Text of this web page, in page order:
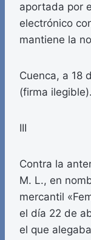
aportada por
electrónico
mantiene la
Cuenca, a 18
(firma
III
Contra la
M. L., en
mercantil
el día 22 de
el que